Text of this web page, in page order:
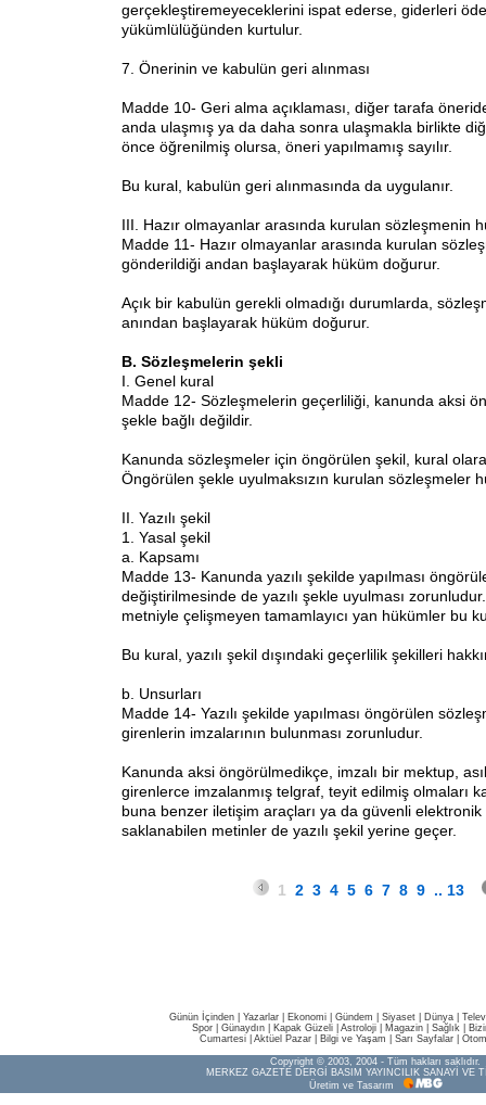
gerçekleştiremeyeceklerini ispat ederse, giderleri
yükümlülüğünden kurtulur.
7. Önerinin ve kabulün geri alınması
Madde 10- Geri alma açıklaması, diğer tarafa
anda ulaşmış ya da daha sonra ulaşmakla birlikte
önce öğrenilmiş olursa, öneri yapılmamış sayılır.
Bu kural, kabulün geri alınmasında da uygulanır.
III. Hazır olmayanlar arasında kurulan sözleşmenin
Madde 11- Hazır olmayanlar arasında kurulan
gönderildiği andan başlayarak hüküm doğurur.
Açık bir kabulün gerekli olmadığı durumlarda,
anından başlayarak hüküm doğurur.
B. Sözleşmelerin şekli
I. Genel kural
Madde 12- Sözleşmelerin geçerliliği, kanunda aksi
şekle bağlı değildir.
Kanunda sözleşmeler için öngörülen şekil, kural
Öngörülen şekle uyulmaksızın kurulan sözleşmeler
II. Yazılı şekil
1. Yasal şekil
a. Kapsamı
Madde 13- Kanunda yazılı şekilde yapılması
değiştirilmesinde de yazılı şekle uyulması
metniyle çelişmeyen tamamlayıcı yan hükümler bu
Bu kural, yazılı şekil dışındaki geçerlilik şekilleri
b. Unsurları
Madde 14- Yazılı şekilde yapılması öngörülen
girenlerin imzalarının bulunması zorunludur.
Kanunda aksi öngörülmedikçe, imzalı bir mektup,
girenlerce imzalanmış telgraf, teyit edilmiş olmaları
buna benzer iletişim araçları ya da güvenli
saklanabilen metinler de yazılı şekil yerine geçer.
1 2 3 4 5 6 7 8 9 .. 13
Günün İçinden Yazarlar Ekonomi Gündem Siyaset Dünya |
Spor
Günaydın Kapak Güzeli Astroloji Magazin Sağlık
Cumartesi
Aktüel Pazar Bilgi ve Yaşam Sarı Sayfalar
Copyright © 2003, 2004 - Tüm hakları saklıdır.
MERKEZ GAZETE DERGİ BASIM YAYINCILIK SANAYİ VE
Üretim ve Tasarım